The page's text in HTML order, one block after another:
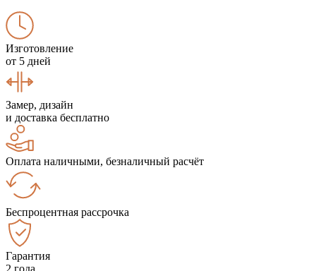
Изготовление
от 5 дней
Замер, дизайн
и доставка бесплатно
Оплата наличными, безналичный расчёт
Беспроцентная рассрочка
Гарантия
2 года